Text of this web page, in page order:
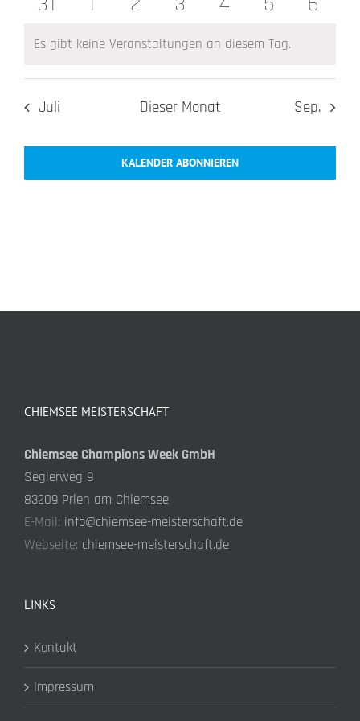
Veranstaltungen
Veranstaltungen
Veranstaltungen
Veranstaltungen
Veranstaltungen
Veranstaltungen
Veranstaltungen
Veranstaltungen
Hinweis
Es gibt keine Veranstaltungen an diesem Tag.
Juli Dieser Monat Sep.
KALENDER ABONNIEREN
CHIEMSEE MEISTERSCHAFT
Chiemsee Champions Week GmbH
Seglerweg 9
83209 Prien am Chiemsee
E-Mail: info@chiemsee-meisterschaft.de
Webseite: chiemsee-meisterschaft.de
LINKS
Kontakt
Impressum